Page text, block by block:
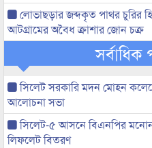
লোভাছড়ার জব্দকৃত পাথর চুরির
আটগ্রামের অবৈধ ক্রাশার জোন চক্র
সিলেট সরকারি মদন মোহন
আলোচনা সভা
সিলেট-৫ আসনে বিএনপির
লিফলেট বিতরণ